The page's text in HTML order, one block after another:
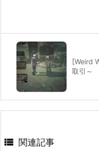
[Weird
取引～
 関連記事